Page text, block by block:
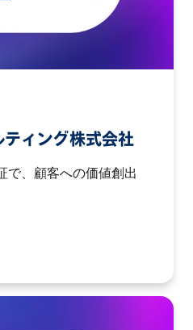
ィング株式会社
、顧客への価値創出